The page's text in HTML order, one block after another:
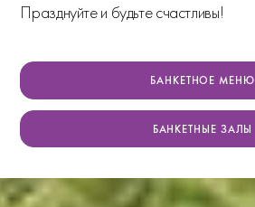
Празднуйте и будьте счастливы!
БАНКЕТНОЕ МЕНЮ
БАНКЕТНЫЕ ЗАЛЫ